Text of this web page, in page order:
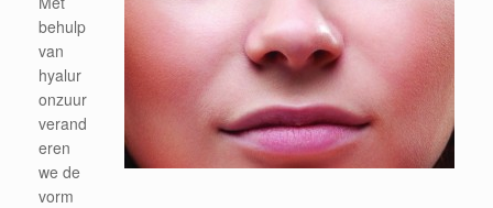
behulp
van
hyalur
onzuur
verand
eren
we de
vorm